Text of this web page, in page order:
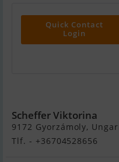
Quick Contact
Login
Scheffer Viktorina
9172 Gyorzámoly,
Tlf. - +36704528656